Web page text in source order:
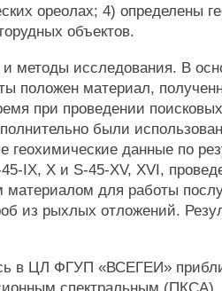
ореолах; 4) определены
объектов.
методы исследования. В
положен материал,
при проведении
были
геохимические данные по
IX, X и S-45-XV, XVI,
для работы
из рыхлых отложений.
в ЦЛ ФГУП «ВСЕГЕИ»
спектральным (ПКСА),